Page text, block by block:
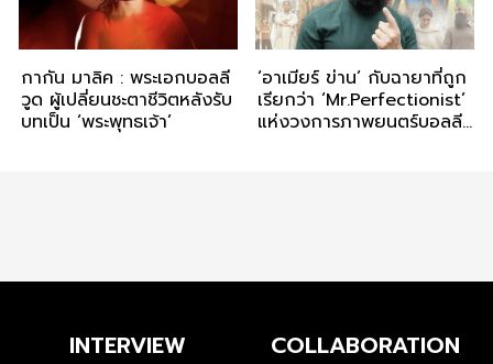
กากัน มาลิค : พระเอกบอลลี
วูด ผู้เปลี่ยนชะตาชีวิตหลังรับ
บทเป็น ‘พระพุทธเจ้า’
‘อาเมียร์ ข่าน’ กับฉายาที่ถูก
เรียกว่า ‘Mr.Perfectionist’
แห่งวงการภาพยนตร์บอลลี
INTERVIEW COLLABORATION